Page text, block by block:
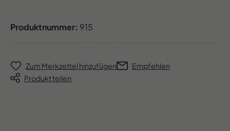
Zum Merkzettel hinzufügen
Empfehlen
Produkt teilen
Produktnummer: 915